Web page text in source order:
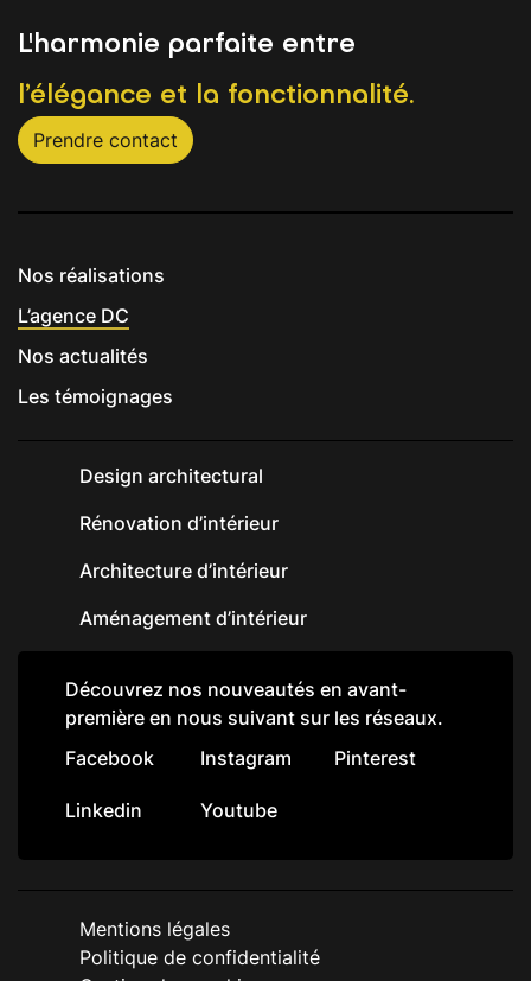
L'harmonie parfaite entre
l’élégance et la fonctionnalité.
Prendre contact
Nos réalisations
L’agence DC
Nos actualités
Les témoignages
Design architectural
Rénovation d’intérieur
Architecture d’intérieur
Aménagement d’intérieur
Découvrez nos nouveautés en avant-
première en nous suivant sur les réseaux.
Facebook
Instagram Pinterest
Linkedin Youtube
Mentions légales
Politique de confidentialité